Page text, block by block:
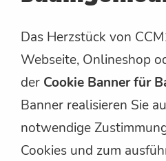
Das Herzstück von
Webseite, Onlineshop
der Cookie Banner für
Banner realisieren Sie
notwendige
Cookies und zum